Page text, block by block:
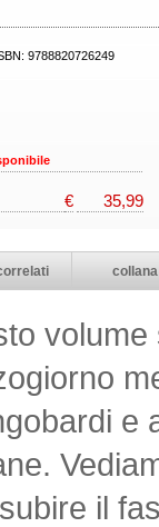
9788820726249
€ 35,99
collana
e
il